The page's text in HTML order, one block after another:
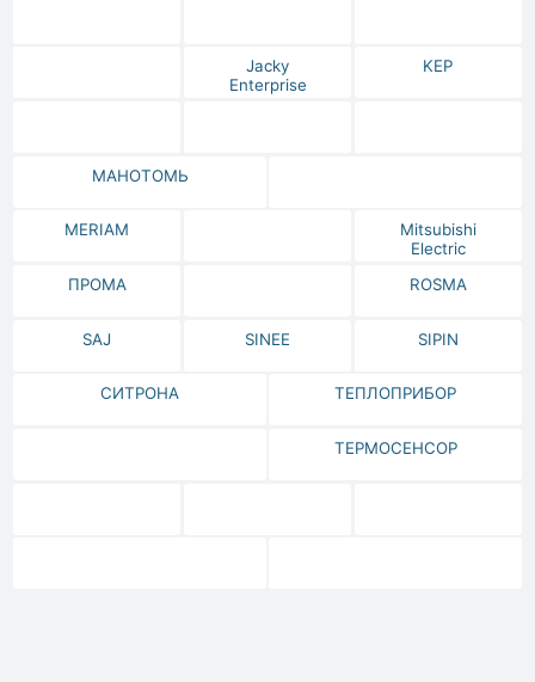
Jacky
Enterprise
KEP
МАНОТОМЬ
MERIAM
Mitsubishi
Electric
ПРОМА
ROSMA
SAJ SINEE SIPIN
СИТРОНА ТЕПЛОПРИБОР
ТЕРМОСЕНСОР